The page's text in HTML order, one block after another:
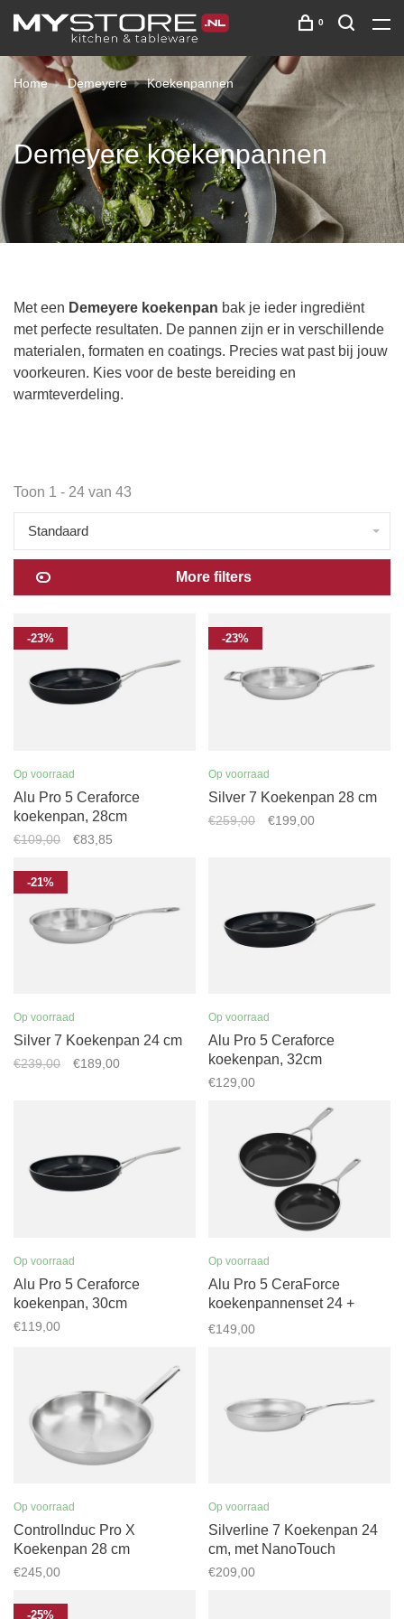
0
Home Demeyere Koekenpannen
Demeyere koekenpannen
Met een Demeyere koekenpan bak je ieder ingrediënt
met perfecte resultaten. De pannen zijn er in verschillende
materialen, formaten en coatings. Precies wat past bij jouw
voorkeuren. Kies voor de beste bereiding en
warmteverdeling.
Toon 1 - 24 van 43
Standaard
More filters
-23%
Op voorraad
Alu Pro 5 Ceraforce
koekenpan, 28cm
€109,00 €83,85
-23%
Op voorraad
Silver 7 Koekenpan 28 cm
€259,00 €199,00
-21%
Op voorraad
Silver 7 Koekenpan 24 cm
€239,00 €189,00
Op voorraad
Alu Pro 5 Ceraforce
koekenpan, 32cm
€129,00
Op voorraad
Alu Pro 5 Ceraforce
koekenpan, 30cm
€119,00
Op voorraad
Alu Pro 5 CeraForce
koekenpannenset 24 +
28cm
€149,00
Op voorraad
ControlInduc Pro X
Koekenpan 28 cm
€245,00
Op voorraad
Silverline 7 Koekenpan 24
cm, met NanoTouch
€209,00
-25%